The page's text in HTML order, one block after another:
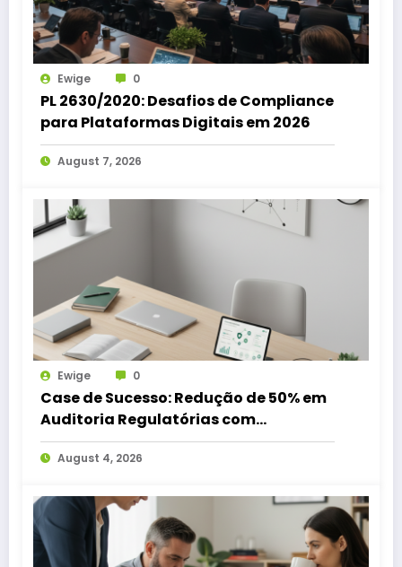
Ewige 0
PL 2630/2020: Desafios de Compliance
para Plataformas Digitais em 2026
August 7, 2026
Ewige 0
Case de Sucesso: Redução de 50% em
Auditoria Regulatórias com
Automação 2026
August 4, 2026